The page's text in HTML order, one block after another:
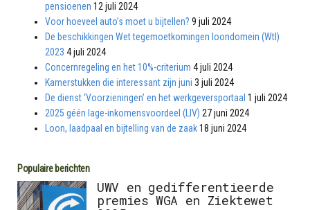
pensioenen 12 juli 2024
Voor hoeveel auto’s moet u bijtellen? 9 juli 2024
De beschikkingen Wet tegemoetkomingen loondomein (Wtl)
2023 4 juli 2024
Concernregeling en het 10%-criterium 4 juli 2024
Kamerstukken die interessant zijn juni 3 juli 2024
De dienst ‘Voorzieningen’ en het werkgeversportaal 1 juli 2024
2025 géén lage-inkomensvoordeel (LIV) 27 juni 2024
Loon, laadpaal en bijtelling van de zaak18 juni 2024
Populaire berichten
UWV en gedifferentieerde
premies WGA en Ziektewet